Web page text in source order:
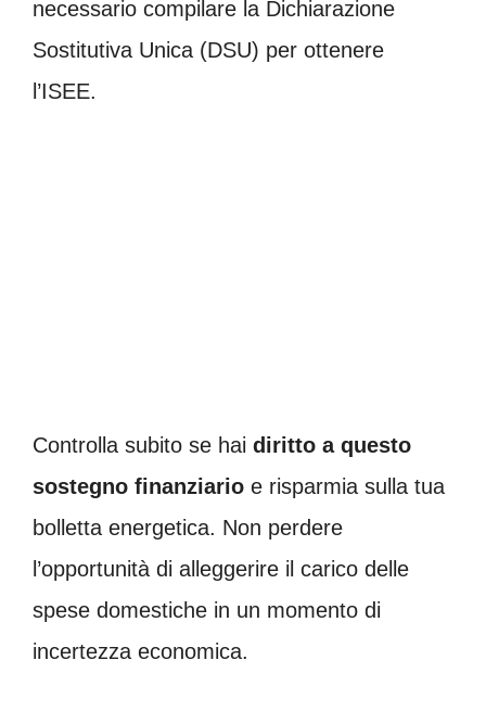
necessario compilare la Dichiarazione
Sostitutiva Unica (DSU) per ottenere
l’ISEE.
Controlla subito se hai diritto a questo
sostegno finanziario e risparmia sulla tua
bolletta energetica. Non perdere
l’opportunità di alleggerire il carico delle
spese domestiche in un momento di
incertezza economica.